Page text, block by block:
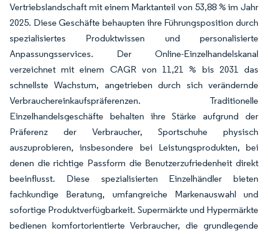
Vertriebslandschaft mit einem Marktanteil von 53,88 % im Jahr
2025. Diese Geschäfte behaupten ihre Führungsposition durch
spezialisiertes Produktwissen und personalisierte
Anpassungsservices. Der Online-Einzelhandelskanal
verzeichnet mit einem CAGR von 11,21 % bis 2031 das
schnellste Wachstum, angetrieben durch sich verändernde
Verbrauchereinkaufspräferenzen. Traditionelle
Einzelhandelsgeschäfte behalten ihre Stärke aufgrund der
Präferenz der Verbraucher, Sportschuhe physisch
auszuprobieren, insbesondere bei Leistungsprodukten, bei
denen die richtige Passform die Benutzerzufriedenheit direkt
beeinflusst. Diese spezialisierten Einzelhändler bieten
fachkundige Beratung, umfangreiche Markenauswahl und
sofortige Produktverfügbarkeit. Supermärkte und Hypermärkte
bedienen komfortorientierte Verbraucher, die grundlegende